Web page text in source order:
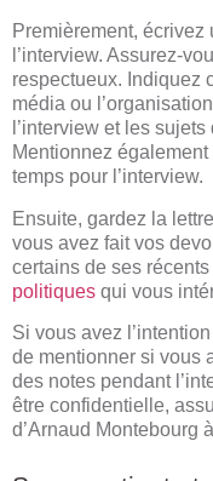
Premièrement,
l’interview. Assurez-
respectueux. Indiquez
média ou
l’interview et les
Mentionnez
temps pour l’interview.
Ensuite, gardez la
vous avez fait vos
certains de ses
politiques qui vous
Si vous avez
de mentionner si vous
des notes pendant
être confidentielle,
d’Arnaud Montebourg